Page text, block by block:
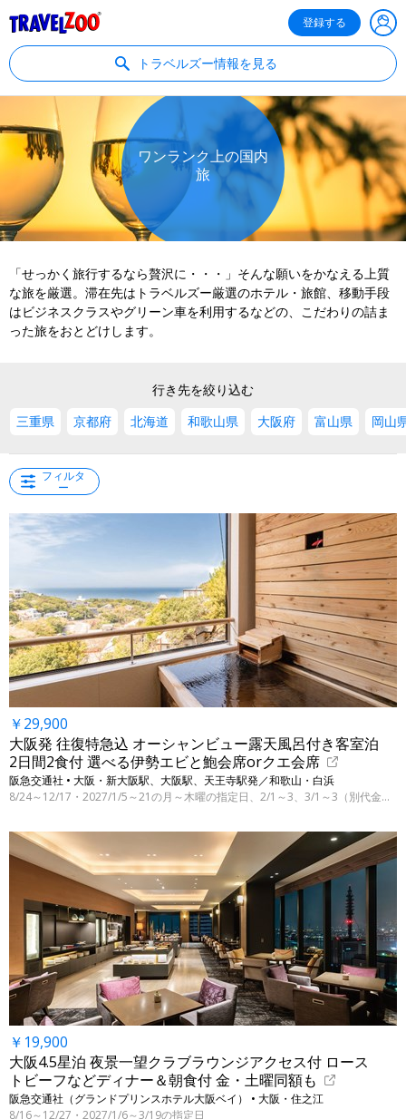
登録する
トラベルズー情報を見る
ワンランク上の国内
旅
「せっかく旅行するなら贅沢に・・・」そんな願いをかなえる上質
な旅を厳選。滞在先はトラベルズー厳選のホテル・旅館、移動手段
はビジネスクラスやグリーン車を利用するなどの、こだわりの詰ま
った旅をおとどけします。
行き先を絞り込む
三重県
京都府 北海道 和歌山県 大阪府 富山県 岡山
フィルタ
ー
￥29,900
大阪発 往復特急込 オーシャンビュー露天風呂付き客室泊
2日間2食付 選べる伊勢エビと鮑会席orクエ会席
阪急交通社 • 大阪・新大阪駅、大阪駅、天王寺駅発／和歌山・白浜
8/24～12/17・2027/1/5～21の月～木曜の指定日、2/1～3、3/1～3（別代金にて3/31まで）
￥19,900
大阪4.5星泊 夜景一望クラブラウンジアクセス付 ロース
トビーフなどディナー＆朝食付 金・土曜同額も
阪急交通社（グランドプリンスホテル大阪ベイ） • 大阪・住之江
8/16～12/27・2027/1/6～3/19の指定日